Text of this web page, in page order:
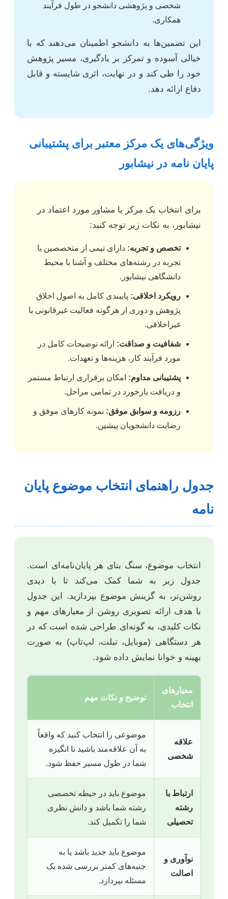
شخصی و پژوهشی دانشجو در طول فرآیند
همکاری.
این تضمین‌ها به دانشجو اطمینان می‌دهند که با
خیالی آسوده و تمرکز بر یادگیری، مسیر پژوهش
خود را طی کند و در نهایت، اثری شایسته و قابل
دفاع ارائه دهد.
ویژگی‌های یک مرکز معتبر برای پشتیبانی
پایان نامه در نیشابور
برای انتخاب یک مرکز یا مشاور مورد اعتماد در
نیشابور، به نکات زیر توجه کنید:
تخصص و تجربه: دارای تیمی از متخصصین با
تجربه در رشته‌های مختلف و آشنا با محیط
دانشگاهی نیشابور.
رویکرد اخلاقی: پایبندی کامل به اصول اخلاق
پژوهش و دوری از هرگونه فعالیت غیرقانونی یا
غیراخلاقی.
شفافیت و صداقت: ارائه توضیحات کامل در
مورد فرآیند کار، هزینه‌ها و تعهدات.
پشتیبانی مداوم: امکان برقراری ارتباط مستمر
و دریافت بازخورد در تمامی مراحل.
رزومه و سوابق موفق: نمونه کارهای موفق و
رضایت دانشجویان پیشین.
جدول راهنمای انتخاب موضوع پایان
نامه
انتخاب موضوع، سنگ بنای هر پایان‌نامه‌ای است.
جدول زیر به شما کمک می‌کند تا با دیدی
روشن‌تر، به گزینش موضوع بپردازید. این جدول
با هدف ارائه تصویری روشن از معیارهای مهم و
نکات کلیدی، به گونه‌ای طراحی شده است که در
هر دستگاهی (موبایل، تبلت، لپ‌تاپ) به صورت
بهینه و خوانا نمایش داده شود.
معیارهای
انتخاب
توضیح و نکات مهم
علاقه
شخصی
موضوعی را انتخاب کنید که واقعاً
به آن علاقه‌مند باشید تا انگیزه
شما در طول مسیر حفظ شود.
ارتباط با
رشته
تحصیلی
موضوع باید در حیطه تخصصی
رشته شما باشد و دانش نظری
شما را تکمیل کند.
نوآوری و
اصالت
موضوع باید جدید باشد یا به
جنبه‌های کمتر بررسی شده یک
مسئله بپردازد.